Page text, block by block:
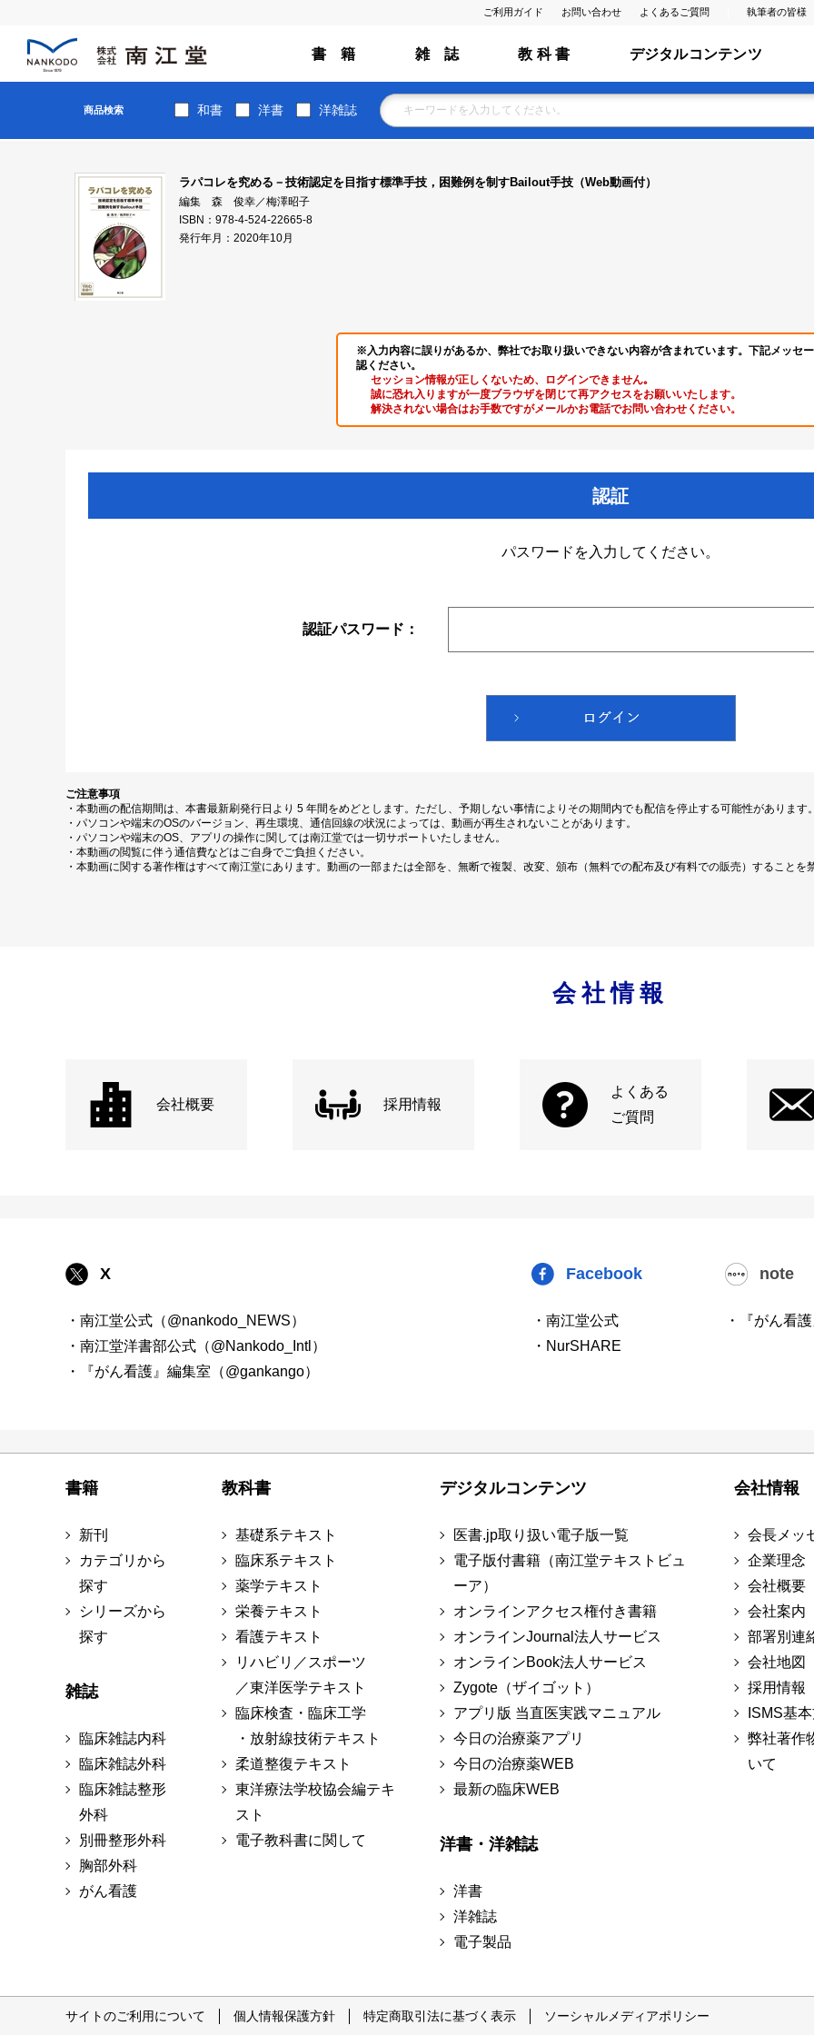
ご利用ガイド お問い合わせ よくあるご質問 執筆者の皆様
書 籍 雑 誌 教 科 書 デジタルコンテンツ
商品検索 和書 洋書 洋雑誌
ラパコレを究める－技術認定を目指す標準手技，困難例を制すBailout手技（Web動画付）
編集 森 俊幸／梅澤昭子
ISBN：978-4-524-22665-8
発行年月：2020年10月
※入力内容に誤りがあるか、弊社でお取り扱いできない内容が含まれています。下記メッセ
認ください。
セッション情報が正しくないため、ログインできません｡
誠に恐れ入りますが一度ブラウザを閉じて再アクセスをお願いいたします。
解決されない場合はお手数ですがメールかお電話でお問い合わせください。
認証
パスワードを入力してください。
認証パスワード：
ご注意事項
・本動画の配信期間は、本書最新刷発行日より 5 年間をめどとします。ただし、予期しない事情によりその期間内でも配信を停止する可能性があります
・パソコンや端末のOSのバージョン、再生環境、通信回線の状況によっては、動画が再生されないことがあります。
・パソコンや端末のOS、アプリの操作に関しては南江堂では一切サポートいたしません。
・本動画の閲覧に伴う通信費などはご自身でご負担ください。
・本動画に関する著作権はすべて南江堂にあります。動画の一部または全部を、無断で複製、改変、頒布（無料での配布及び有料での販売）することを
会社情報
会社概要 採用情報
よくある
ご質問
X
・南江堂公式（@nankodo_NEWS）
・南江堂洋書部公式（@Nankodo_Intl）
・『がん看護』編集室（@gankango）
Facebook
・南江堂公式
・NurSHARE
note
・『がん看
書籍
新刊
カテゴリから
探す
シリーズから
探す
雑誌
臨床雑誌内科
臨床雑誌外科
臨床雑誌整形
外科
別冊整形外科
胸部外科
がん看護
教科書
基礎系テキスト
臨床系テキスト
薬学テキスト
栄養テキスト
看護テキスト
リハビリ／スポーツ
／東洋医学テキスト
臨床検査・臨床工学
・放射線技術テキスト
柔道整復テキスト
東洋療法学校協会編テキ
スト
電子教科書に関して
デジタルコンテンツ
医書.jp取り扱い電子版一覧
電子版付書籍（南江堂テキストビュ
ーア）
オンラインアクセス権付き書籍
オンラインJournal法人サービス
オンラインBook法人サービス
Zygote（ザイゴット）
アプリ版 当直医実践マニュアル
今日の治療薬アプリ
今日の治療薬WEB
最新の臨床WEB
洋書・洋雑誌
洋書
洋雑誌
電子製品
会社情報
会長メッ
企業理念
会社概要
会社案内
部署別連
会社地図
採用情報
ISMS基
弊社著作
いて
サイトのご利用について 個人情報保護方針 特定商取引法に基づく表示 ソーシャルメディアポリシー